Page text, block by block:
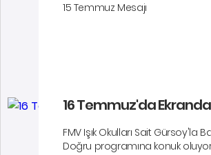
15 Temmuz Mesajı
16 Temmuz'da Ekranda
FMV Işık Okulları Sait Gürsoy'la
Doğru programına konuk